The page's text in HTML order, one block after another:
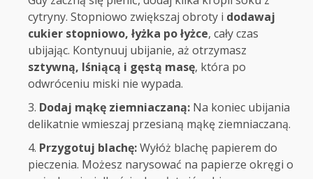
cytryny. Stopniowo zwiększaj obroty i dodawaj
cukier stopniowo, łyżka po łyżce, cały czas
ubijając. Kontynuuj ubijanie, aż otrzymasz
sztywną, lśniącą i gęstą masę, która po
odwróceniu miski nie wypada.
Dodaj mąkę ziemniaczaną: Na koniec ubijania
delikatnie wmieszaj przesianą mąkę ziemniaczaną.
Przygotuj blachę:Wyłóż blachę papierem do
pieczenia. Możesz narysować na papierze okręgi o